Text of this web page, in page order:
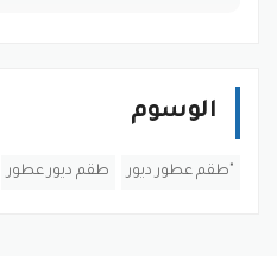
الوسوم
"طقم عطور ديور طقم ديور عطور